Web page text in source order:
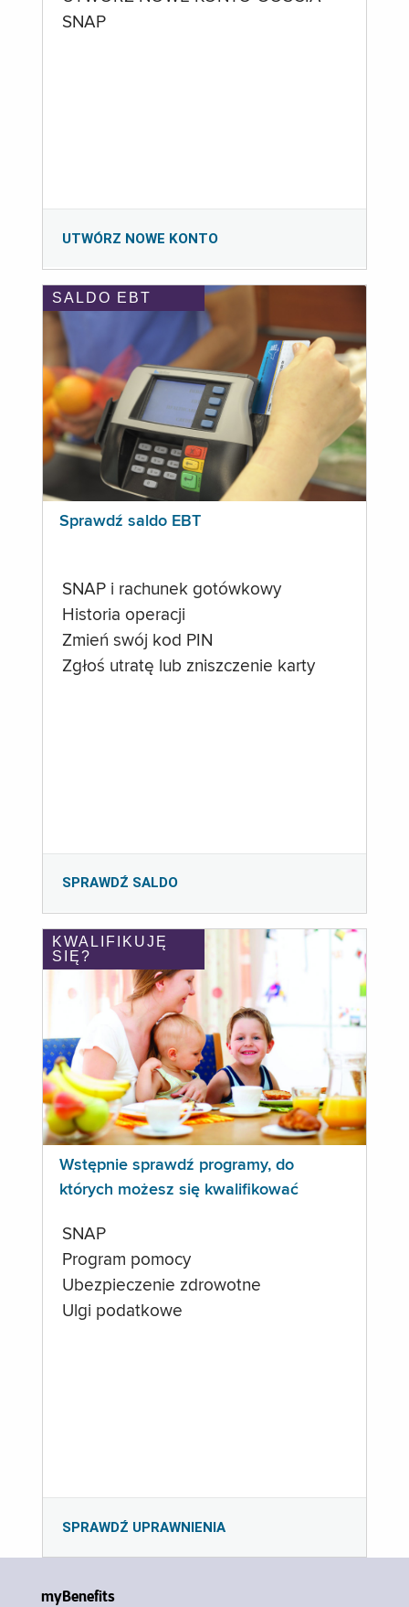
SNAP
UTWÓRZ NOWE KONTO
SALDO EBT
Sprawdź saldo EBT
SNAP i rachunek gotówkowy
Historia operacji
Zmień swój kod PIN
Zgłoś utratę lub zniszczenie karty
SPRAWDŹ SALDO
KWALIFIKUJĘ
SIĘ?
Wstępnie sprawdź programy, do
których możesz się kwalifikować
SNAP
Program pomocy
Ubezpieczenie zdrowotne
Ulgi podatkowe
SPRAWDŹ UPRAWNIENIA
myBenefits